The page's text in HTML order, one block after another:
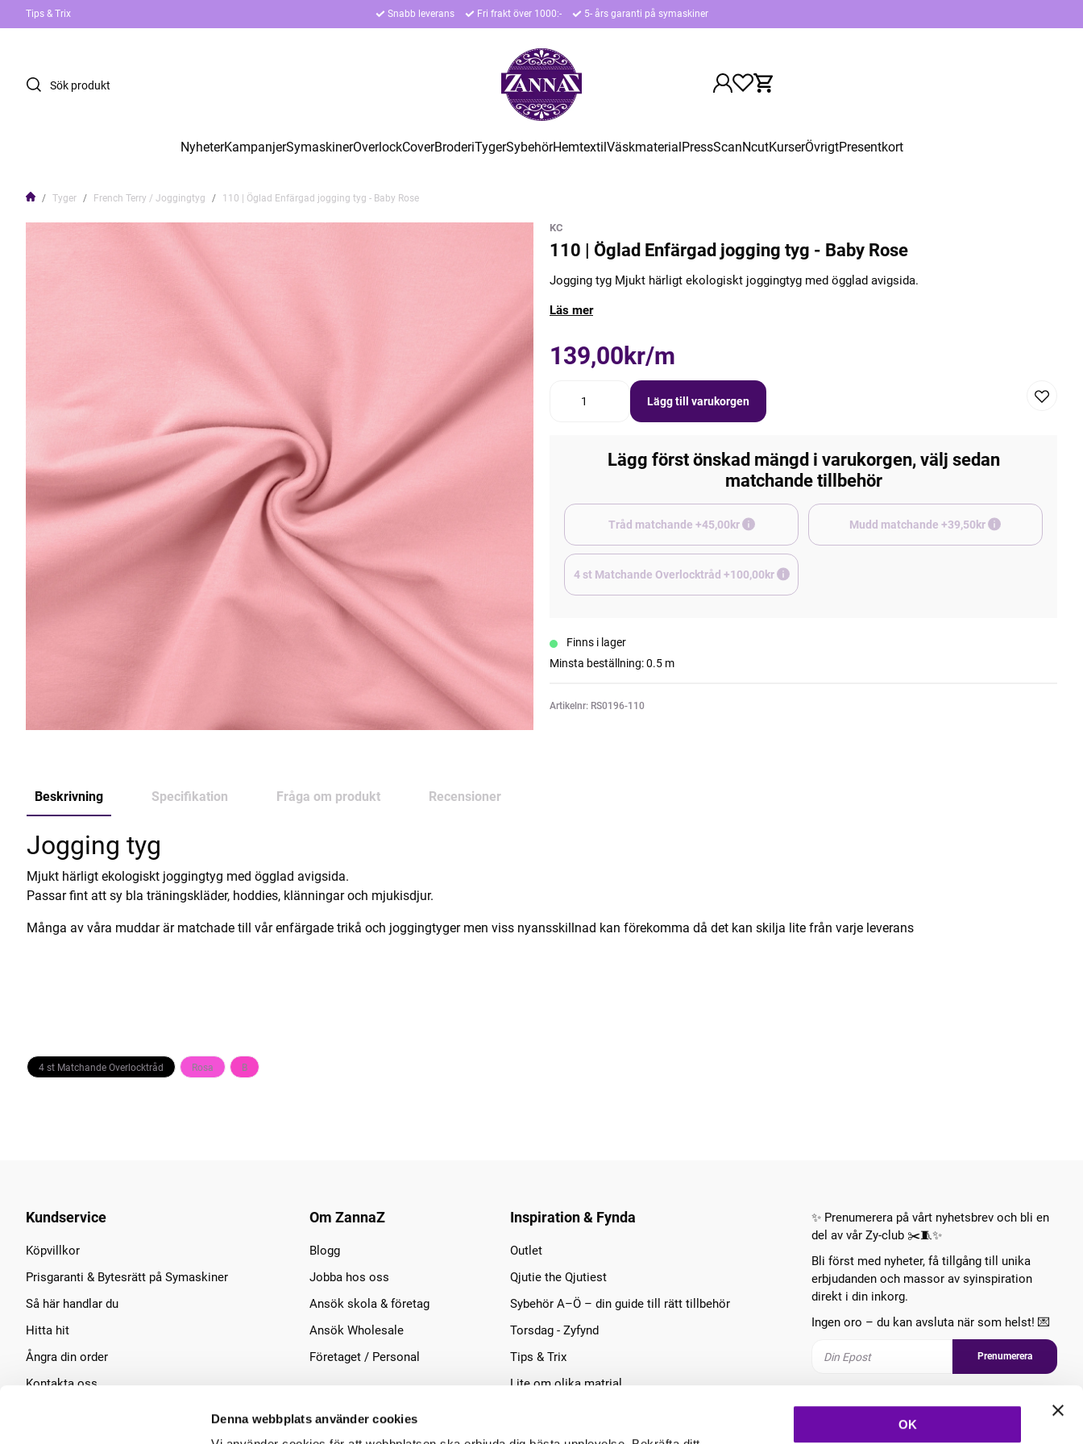
Denna webbplats använder cookies
OK
Tips & Trix Snabb leverans Fri frakt över 1000:- 5- års garanti på symaskiner
NyheterKampanjerSymaskinerOverlockCoverBroderiTygerSybehörHemtextilVäskmaterialPressScanNcutKurserÖvrigtPresentkort
Tyger French Terry / Joggingtyg 110 | Öglad Enfärgad jogging tyg - Baby Rose
KC
110 | Öglad Enfärgad jogging tyg - Baby Rose
Jogging tyg Mjukt härligt ekologiskt joggingtyg med ögglad avigsida.
Läs mer
139,00kr/m
Lägg till varukorgen
Lägg först önskad mängd i varukorgen, välj sedan
matchande tillbehör
Tråd matchande +45,00kr Mudd matchande +39,50kr
4 st Matchande Overlocktråd +100,00kr
Finns i lager
Minsta beställning: 0.5 m
Artikelnr: RS0196-110
Beskrivning Specifikation Fråga om produkt Recensioner
Jogging tyg
Mjukt härligt ekologiskt joggingtyg med ögglad avigsida.
Passar fint att sy bla träningskläder, hoddies, klänningar och mjukisdjur.
Många av våra muddar är matchade till vår enfärgade trikå och joggingtyger men viss nyansskillnad kan förekomma då det kan skilja lite från varje leverans
4 st Matchande Overlocktråd Rosa B
Kundservice
Köpvillkor
Prisgaranti & Bytesrätt på Symaskiner
Så här handlar du
Hitta hit
Ångra din order
Kontakta oss
Om ZannaZ
Blogg
Jobba hos oss
Ansök skola & företag
Ansök Wholesale
Företaget / Personal
Inspiration & Fynda
Outlet
Qjutie the Qjutiest
Sybehör A–Ö – din guide till rätt tillbehör
Torsdag - Zyfynd
Tips & Trix
Lite om olika matrial
✨ Prenumerera på vårt nyhetsbrev och bli en
del av vår Zy-club ✂️🧵✨
Bli först med nyheter, få tillgång till unika
erbjudanden och massor av syinspiration
direkt i din inkorg.
Ingen oro – du kan avsluta när som helst! 💌
Prenumerera